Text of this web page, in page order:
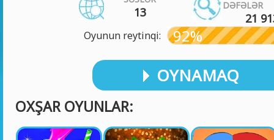
13
DƏFƏLƏR
21
Oyunun reytinqi: 92%
OYNAMAQ
OXŞAR OYUNLAR: